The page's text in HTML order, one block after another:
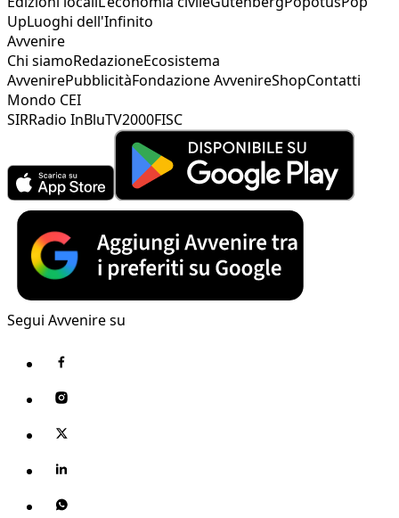
UpLuoghi dell'Infinito
Avvenire
Chi siamoRedazioneEcosistema
AvvenirePubblicitàFondazione AvvenireShopContatti
Mondo CEI
SIRRadio InBluTV2000FISC
Segui Avvenire su